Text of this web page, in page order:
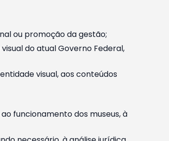
ou promoção da gestão;
do atual Governo Federal,
visual, aos conteúdos
funcionamento dos museus, à